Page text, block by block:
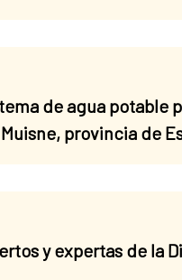
de agua potable
provincia de
y expertas de la